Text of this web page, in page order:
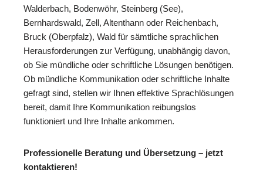
Walderbach, Bodenwöhr, Steinberg (See),
Bernhardswald, Zell, Altenthann oder Reichenbach,
Bruck (Oberpfalz), Wald für sämtliche sprachlichen
Herausforderungen zur Verfügung, unabhängig davon,
ob Sie mündliche oder schriftliche Lösungen benötigen.
Ob mündliche Kommunikation oder schriftliche Inhalte
gefragt sind, stellen wir Ihnen effektive Sprachlösungen
bereit, damit Ihre Kommunikation reibungslos
funktioniert und Ihre Inhalte ankommen.
Professionelle Beratung und Übersetzung – jetzt
kontaktieren!